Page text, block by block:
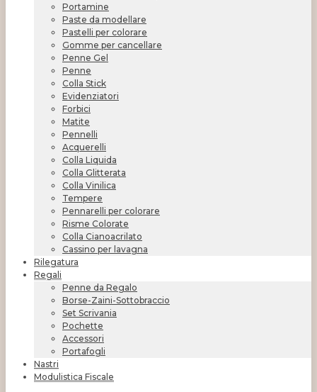
Portamine
Paste da modellare
Pastelli per colorare
Gomme per cancellare
Penne Gel
Penne
Colla Stick
Evidenziatori
Forbici
Matite
Pennelli
Acquerelli
Colla Liquida
Colla Glitterata
Colla Vinilica
Tempere
Pennarelli per colorare
Risme Colorate
Colla Cianoacrilato
Cassino per lavagna
Rilegatura
Regali
Penne da Regalo
Borse-Zaini-Sottobraccio
Set Scrivania
Pochette
Accessori
Portafogli
Nastri
Modulistica Fiscale